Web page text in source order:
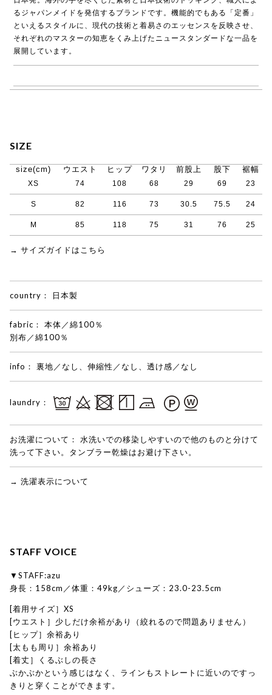
るジャパンメイドを発信するブランドです。機能的でもある「定番」
といえるスタイルに、現代の技術と着易さのエッセンスを反映させ、
それぞれのマスターの知恵をくみ上げたニュースタンダードな一品を
展開しています。
SIZE
size(cm) ウエスト ヒップ ワタリ 前股上 股下 裾幅
XS 74 108 68 29 69 23
S 82 116 73 30.5 75.5 24
M 85 118 75 31 76 25
→ サイズガイドはこちら
country： 日本製
fabric：
本体／綿100％
別布／綿100％
info： 裏地／なし、伸縮性／なし、透け感／なし
laundry：
お洗濯について：
水洗いでの移染しやすいので他のものと分けて
洗って下さい。タンブラー乾燥はお避け下さい。
→ 洗濯表示について
STAFF VOICE
▼STAFF:azu
身長：158cm／体重：49kg／シューズ：23.0-23.5cm
[着用サイズ］XS
[ウエスト］少しだけ余裕があり（絞れるので問題ありません）
[ヒップ］余裕あり
[太もも周り］余裕あり
[着丈］くるぶしの長さ
ぶかぶかという感じはなく、ラインもストレートに近いのですっ
きりと穿くことができます。